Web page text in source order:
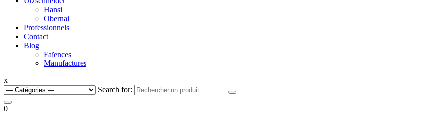
Hansi
Obernai
Professionnels
Contact
Blog
Faïences
Manufactures
x
Search for:
0